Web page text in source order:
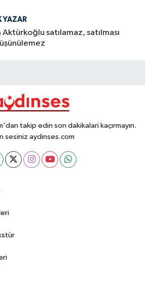
YAZAR
Aktürkoğlu satılamaz, satılması
takip edin son dakikalari kaçırmayın.
sesiniz aydinses.com